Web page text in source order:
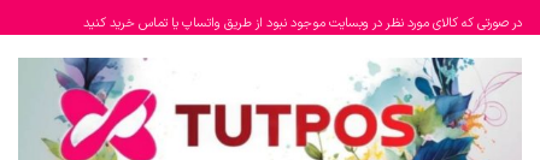
در صورتی که کالای مورد نظر در وبسایت موجود نبود از طریق واتساپ یا تماس خرید کنید